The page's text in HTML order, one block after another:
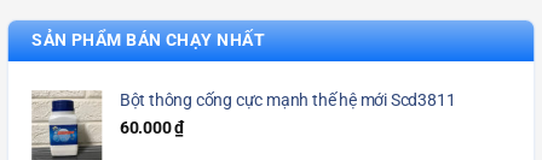
SẢN PHẨM BÁN CHẠY NHẤT
Bột thông cống cực mạnh thế hệ mới Scd3811
60.000₫